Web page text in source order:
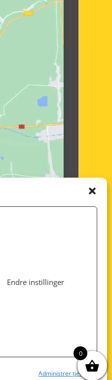
Administrer tjenester
Endre instillinger
0